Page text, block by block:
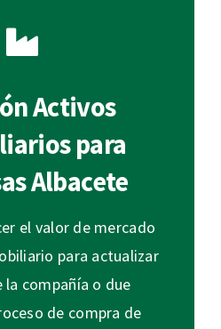
Activos
para
Albacete
el valor de mercado
para actualizar
la compañía o due
de compra de